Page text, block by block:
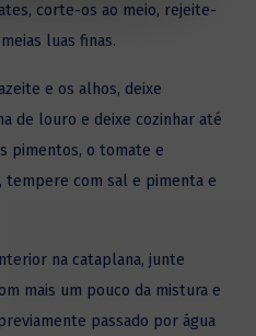
corte-os ao meio, rejeite-
luas finas.
e os alhos, deixe
de louro e deixe cozinhar até
pimentos, o tomate e
tempere com sal e pimenta e
na cataplana, junte
mais um pouco da mistura e
passado por água